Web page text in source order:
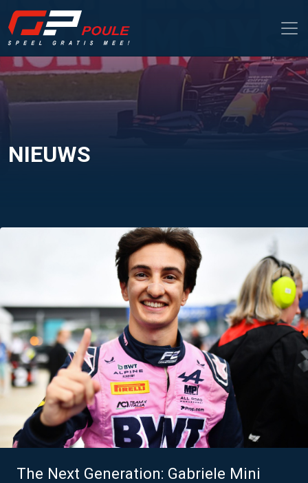
NIEUWS
The Next Generation: Gabriele Mini